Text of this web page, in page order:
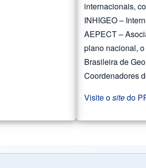
internacionais,
INHIGEO –
AEPECT –
plano nacional,
Brasileira de
Coordenadores
Visite ositedo